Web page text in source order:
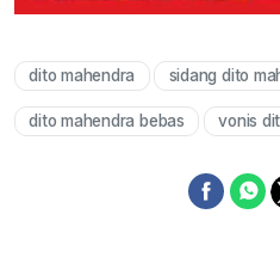
dito mahendra sidang dito
dito mahendra bebas vonis